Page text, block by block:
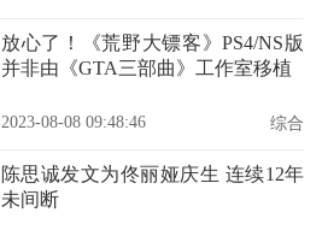
放心了！《荒野大镖客》PS4/NS版
并非由《GTA三部曲》工作室移植
2023-08-08 09:48:46 综合
陈思诚发文为佟丽娅庆生 连续12年
未间断